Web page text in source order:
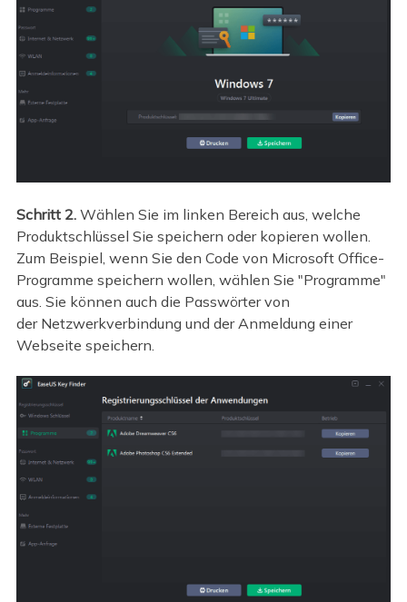
Schritt 2.Wählen Sie im linken Bereich aus, welche
Produktschlüssel Sie speichern oder kopieren wollen.
Zum Beispiel, wenn Sie den Code von Microsoft Office-
Programme speichern wollen, wählen Sie "Programme"
aus. Sie können auch die Passwörter von
der Netzwerkverbindung und der Anmeldung einer
Webseite speichern.